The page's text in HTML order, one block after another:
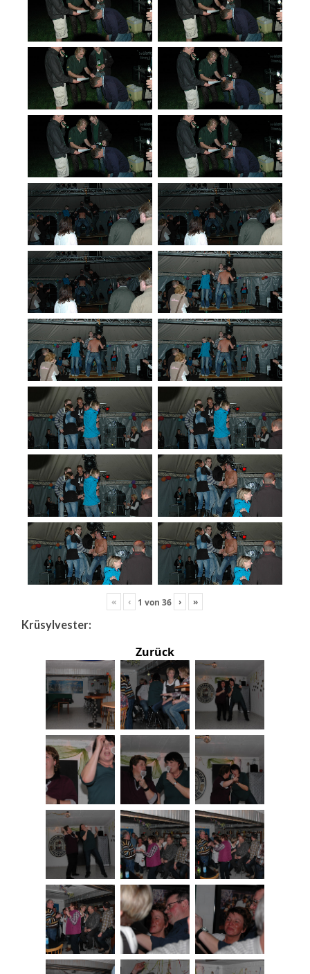
« ‹ 1 von36 › »
Krüsylvester:
Zurück